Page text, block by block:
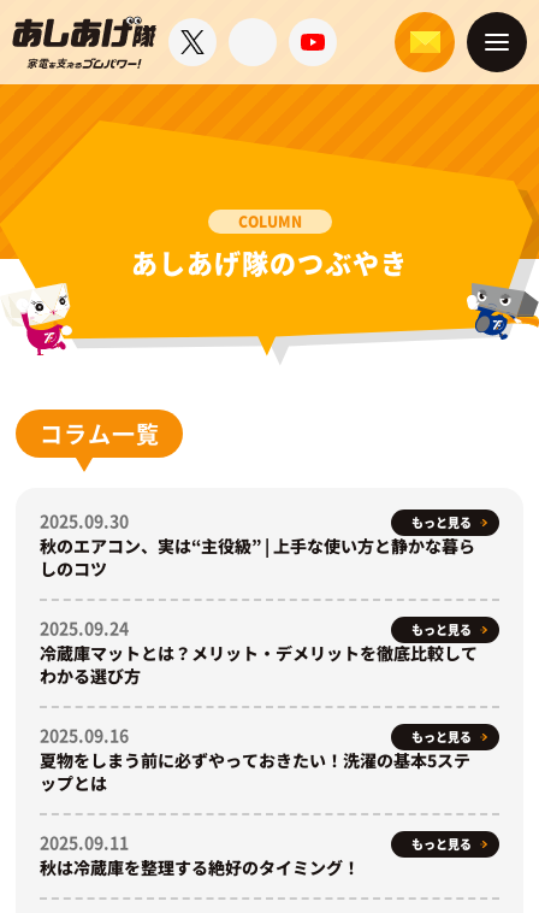
COLUMN
あしあげ隊のつぶやき
コラム一覧
2025.09.30 もっと見る
秋のエアコン、実は“主役級” | 上手な使い方と静かな暮ら
しのコツ
2025.09.24 もっと見る
冷蔵庫マットとは？メリット・デメリットを徹底比較して
わかる選び方
2025.09.16 もっと見る
夏物をしまう前に必ずやっておきたい！洗濯の基本5ステ
ップとは
2025.09.11 もっと見る
秋は冷蔵庫を整理する絶好のタイミング！